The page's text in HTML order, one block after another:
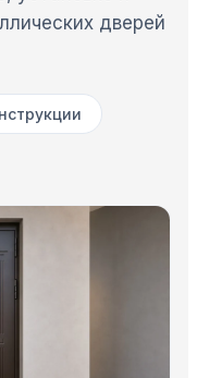
дверей